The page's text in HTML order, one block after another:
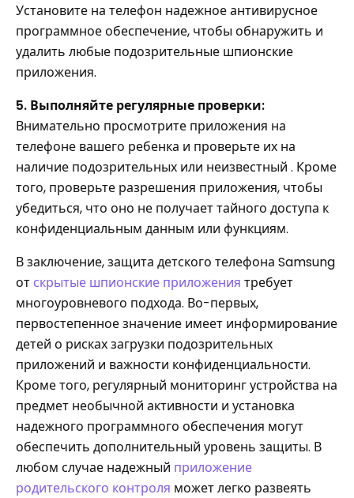
Установите на телефон надежное антивирусное
программное обеспечение, чтобы обнаружить и
удалить любые подозрительные шпионские
приложения.
5. Выполняйте регулярные проверки:
Внимательно просмотрите приложения на
телефоне вашего ребенка и проверьте их на
наличие подозрительных или неизвестный . Кроме
того, проверьте разрешения приложения, чтобы
убедиться, что оно не получает тайного доступа к
конфиденциальным данным или функциям.
В заключение, защита детского телефона Samsung
от скрытые шпионские приложения требует
многоуровневого подхода. Во-первых,
первостепенное значение имеет информирование
детей о рисках загрузки подозрительных
приложений и важности конфиденциальности.
Кроме того, регулярный мониторинг устройства на
предмет необычной активности и установка
надежного программного обеспечения могут
обеспечить дополнительный уровень защиты. В
любом случае надежный приложение
родительского контроля может легко развеять